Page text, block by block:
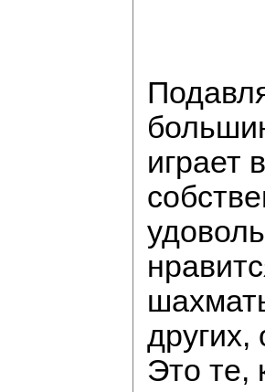
играет
Это те,